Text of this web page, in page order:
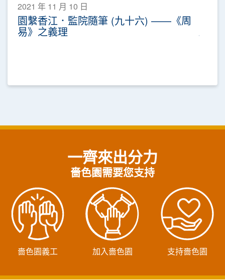
2021 年 11 月 10 日
園繫香江．監院隨筆 (九十六) ——《周
易》之義理
一齊來出分力
嗇色園需要您支持
嗇色園義工 加入嗇色園 支持嗇色園